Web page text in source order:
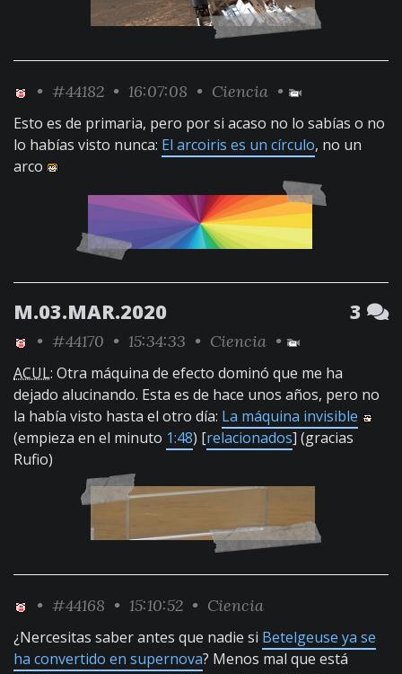
• #44182 • 16:07:08 • Ciencia •
Esto es de primaria, pero por si acaso no lo sabías o no
lo habías visto nunca: El arcoiris es un círculo, no un
arco
M.03.MAR.2020 3
• #44170 • 15:34:33 • Ciencia •
ACUL: Otra máquina de efecto dominó que me ha
dejado alucinando. Esta es de hace unos años, pero no
la había visto hasta el otro día: La máquina invisible
(empieza en el minuto 1:48) [relacionados] (gracias
Rufio)
• #44168 • 15:10:52 • Ciencia
¿Nercesitas saber antes que nadie si Betelgeuse ya se
ha convertido en supernova? Menos mal que está